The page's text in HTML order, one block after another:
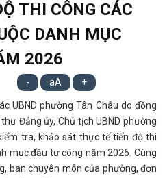
THI CÔNG CÁC
DANH MỤC
2026
- aA +
UBND phường Tân Châu do đồng
Đảng ủy, Chủ tịch UBND phường
tra, khảo sát thực tế tiến độ thi
mục đầu tư công năm 2026. Cùng
ban chuyên môn của phường, đơn